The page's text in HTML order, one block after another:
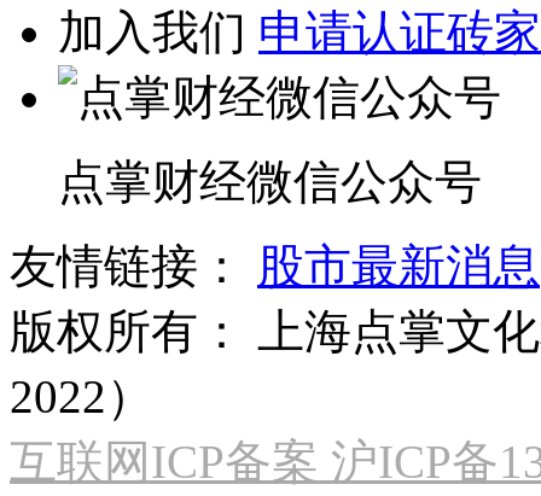
加入我们 申请认证砖家
点掌财经微信公众号
友情链接：
股市最新消息
版权所有：
上海点掌文
2022）
互联网ICP备案 沪ICP备